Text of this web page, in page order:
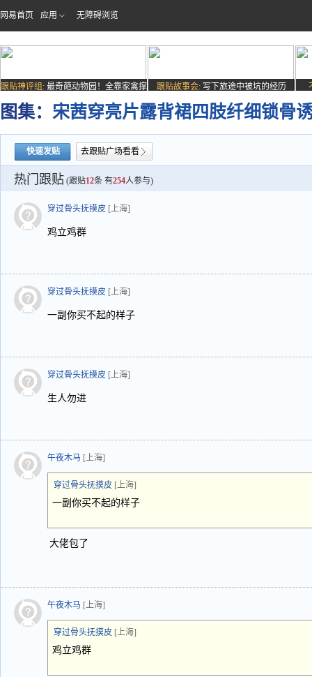
网易首页 应用 无障碍浏览
跟贴神评组: 最奇葩动物园！全靠家禽撑
场子
跟贴故事会: 写下旅途中被坑的经历
图集： 宋茜穿亮片露背裙四肢纤细锁骨
快速发贴 去跟贴广场看看
热门跟贴 (跟贴12条 有254人参与)
穿过骨头抚摸皮 [上海]
鸡立鸡群
穿过骨头抚摸皮 [上海]
一副你买不起的样子
穿过骨头抚摸皮 [上海]
生人勿进
午夜木马 [上海]
穿过骨头抚摸皮 [上海]
一副你买不起的样子
大佬包了
午夜木马 [上海]
穿过骨头抚摸皮 [上海]
鸡立鸡群